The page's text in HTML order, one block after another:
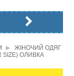
ЖІНОЧИЙ ОДЯГ
SIZE) ОЛИВКА